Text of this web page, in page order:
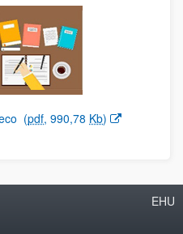
(pdf, 990,78 Kb)
EHU